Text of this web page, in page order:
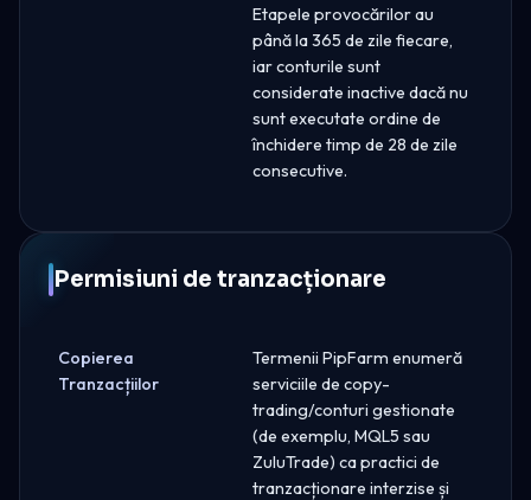
Etapele provocărilor au
până la 365 de zile fiecare,
iar conturile sunt
considerate inactive dacă nu
sunt executate ordine de
închidere timp de 28 de zile
consecutive.
Permisiuni de tranzacționare
Copierea
Tranzacțiilor
Termenii PipFarm enumeră
serviciile de copy-
trading/conturi gestionate
(de exemplu, MQL5 sau
ZuluTrade) ca practici de
tranzacționare interzise și